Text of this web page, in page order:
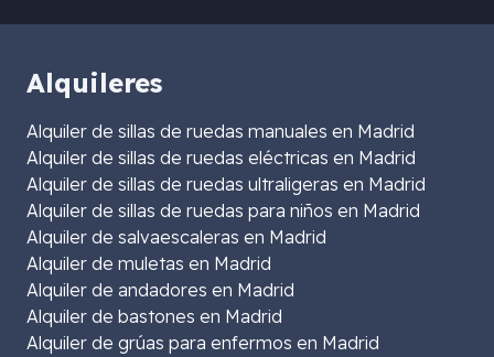
Alquileres
Alquiler de sillas de ruedas manuales en Madrid
Alquiler de sillas de ruedas eléctricas en Madrid
Alquiler de sillas de ruedas ultraligeras en Madrid
Alquiler de sillas de ruedas para niños en Madrid
Alquiler de salvaescaleras en Madrid
Alquiler de muletas en Madrid
Alquiler de andadores en Madrid
Alquiler de bastones en Madrid
Alquiler de grúas para enfermos en Madrid